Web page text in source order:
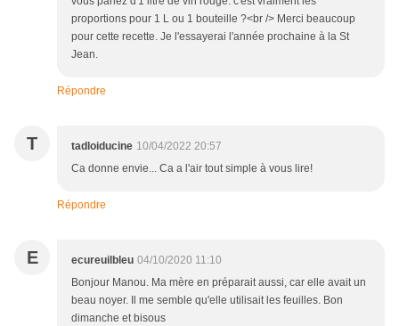
proportions pour 1 L ou 1 bouteille ?<br /> Merci beaucoup
pour cette recette. Je l'essayerai l'année prochaine à la St
Jean.
Répondre
T tadloiducine 10/04/2022 20:57
Ca donne envie... Ca a l'air tout simple à vous lire!
Répondre
E ecureuilbleu 04/10/2020 11:10
Bonjour Manou. Ma mère en préparait aussi, car elle avait un
beau noyer. Il me semble qu'elle utilisait les feuilles. Bon
dimanche et bisous